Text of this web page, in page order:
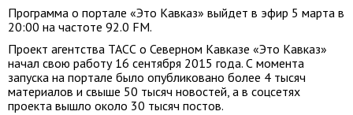
Программа о портале «Это Кавказ» выйдет в эфир 5 марта в
20:00 на частоте 92.0 FM.
Проект агентства ТАСС о Северном Кавказе «Это Кавказ»
начал свою работу 16 сентября 2015 года. С момента
запуска на портале было опубликовано более 4 тысяч
материалов и свыше 50 тысяч новостей, а в соцсетях
проекта вышло около 30 тысяч постов.